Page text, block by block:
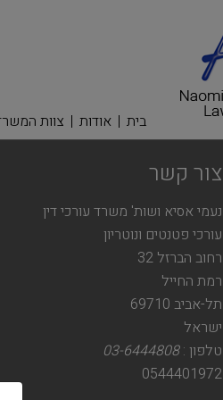
בית אודות צוות
צור קשר
נעמי אסיא ושות' משרד עורכי דין
עורכי פטנטים ונוטריון
רחוב הברזל 32
רמת החייל
תל-אביב 69710
ישראל
טלפון :03-6444808
0544401972